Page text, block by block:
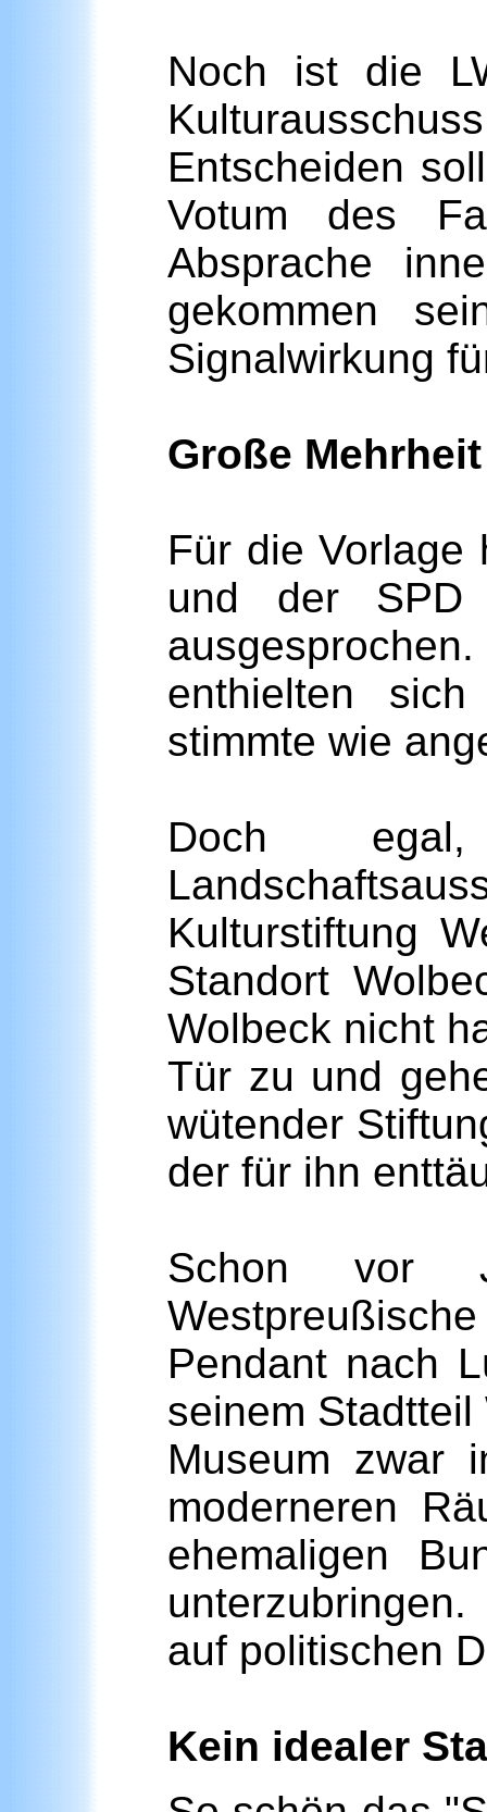
Noch ist die
Entscheiden
Votum des
Absprache
gekommen
Signalwirkung
Große
Für die Vorlage
und der SPD
enthielten
stimmte wie
Doch
Kulturstiftung
Standort
Wolbeck nicht
Tür zu und
wütender
der für ihn
Schon vor
Pendant nach
seinem
Museum zwar
moderneren
ehemaligen
auf politischen
Kein idealer